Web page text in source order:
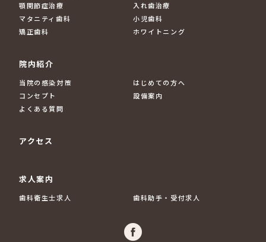
顎関節症治療
入れ歯治療
マタニティ歯科
小児歯科
矯正歯科
ホワイトニング
院内紹介
当院の感染対策
はじめての方へ
コンセプト
設備案内
よくある質問
アクセス
求人案内
歯科衛生士求人 歯科助手・受付求人